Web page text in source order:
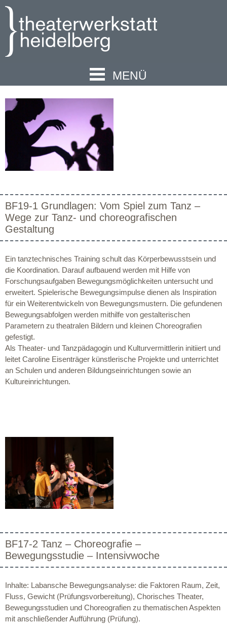
MENÜ
BF19-1 Grundlagen: Vom Spiel zum Tanz –
Wege zur Tanz- und choreografischen
Gestaltung
Ein tanztechnisches Training schult das Körperbewusstsein und
die Koordination. Darauf aufbauend werden mit Hilfe von
Forschungsaufgaben Bewegungsmöglichkeiten untersucht und
erweitert. Spielerische Bewegungsimpulse dienen als Inspiration
für ein Weiterentwickeln von Bewegungsmustern. Die gefundenen
Bewegungsabfolgen werden mithilfe von gestalterischen
Parametern zu theatralen Bildern und kleinen Choreografien
gefestigt.
Als Theater- und Tanzpädagogin und Kulturvermittlerin initiiert und
leitet Caroline Eisenträger künstlerische Projekte und unterrichtet
an Schulen und anderen Bildungseinrichtungen sowie an
Kultureinrichtungen.
BF17-2 Tanz – Choreografie –
Bewegungsstudie – Intensivwoche
Inhalte: Labansche Bewegungsanalyse: die Faktoren Raum, Zeit,
Fluss, Gewicht (Prüfungsvorbereitung), Chorisches Theater,
Bewegungsstudien und Choreografien zu thematischen Aspekten
mit anschließender Aufführung (Prüfung).